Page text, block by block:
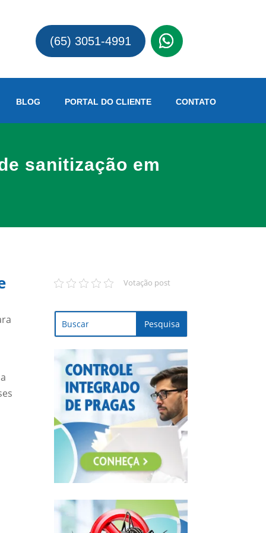
(65) 3051-4991
BLOG PORTAL DO CLIENTE CONTATO
sanitização em
Votação post